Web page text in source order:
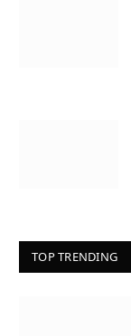
TOP TRENDING